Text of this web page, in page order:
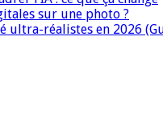
sur une photo ?
ultra-réalistes en 2026